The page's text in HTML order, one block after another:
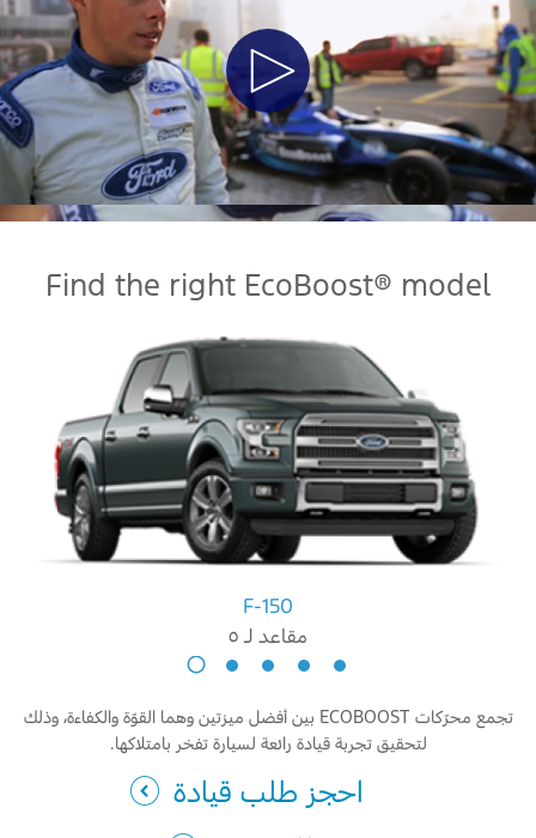
Play
Video
Find the right EcoBoost® model
F-150
مقاعد لـ ٥
تجمع محرّكات ECOBOOST بين أفضل ميزتين وهما القوّة والكفاءة، وذلك
لتحقيق تجربة قيادة رائعة لسيارة تفخر بامتلاكها.
احجز طلب قيادة